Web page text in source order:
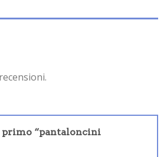
primo “pantaloncini